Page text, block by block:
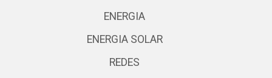
ENERGIA
ENERGIA SOLAR
REDES